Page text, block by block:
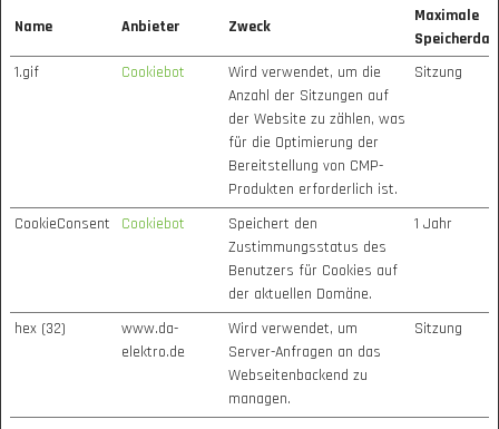
Name Anbieter Zweck
Maximale
1.gif
Cookiebot
Wird verwendet, um die
Anzahl der Sitzungen auf
der Website zu zählen, was
für die Optimierung der
Bereitstellung von CMP-
Produkten erforderlich ist.
Sitzung
CookieConsent Cookiebot
Speichert den
Zustimmungsstatus des
Benutzers für Cookies auf
der aktuellen Domäne.
1 Jahr
hex (32)
www.da-
elektro.de
Wird verwendet, um
Server-Anfragen an das
Webseitenbackend zu
managen.
Sitzung